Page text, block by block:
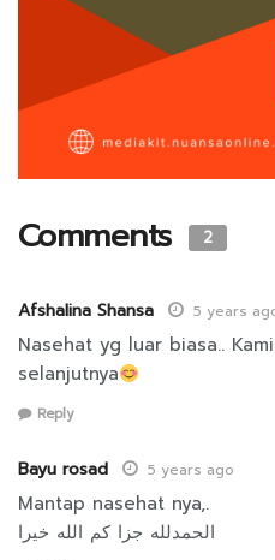
Comments 2
Afshalina Shansa 5 years
Nasehat yg luar biasa..
selanjutnya
Reply
Bayu rosad 5 years ago
Mantap nasehat nya,.
الحمدلله جزا كم الله خيرا